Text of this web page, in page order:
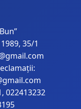
35/1
022413232